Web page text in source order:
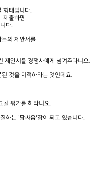
형태입니다.
제출하면
다.
들의 제안서를
제안서를 경쟁사에게 넘겨주다니요.
것을 지적하라는 것인데요.
걸 평가를 하라니요.
하는 '닭싸움'장이 되고 있습니다.